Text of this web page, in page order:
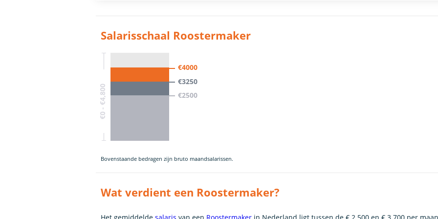
Salarisschaal Roostermaker
€0 - €4,800
€4000
€3250
€2500
Bovenstaande bedragen zijn bruto maandsalarissen.
Wat verdient een Roostermaker?